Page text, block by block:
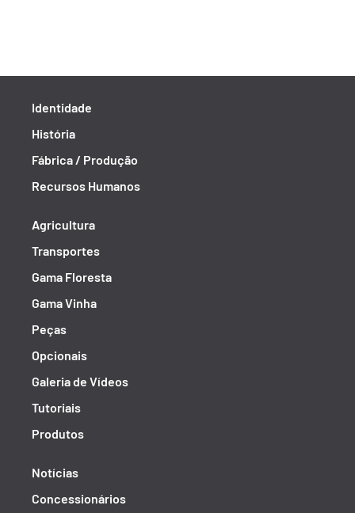
Identidade
História
Fábrica / Produção
Recursos Humanos
Agricultura
Transportes
Gama Floresta
Gama Vinha
Peças
Opcionais
Galeria de Vídeos
Tutoriais
Produtos
Notícias
Concessionários